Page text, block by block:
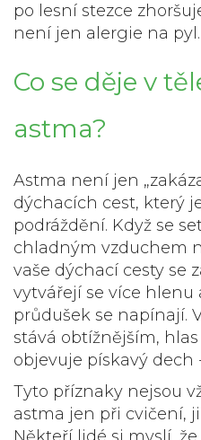
po lesní stezce
není jen alergie na
Co se děje v
astma?
Astma není jen
dýchacích cest, který
podráždění. Když se
chladným vzduchem
vaše dýchací cesty se
vytvářejí se více hlenu
průdušek se napínají.
stává obtížnějším,
objevuje pískavý dech
Tyto příznaky nejsou
astma jen při cvičení,